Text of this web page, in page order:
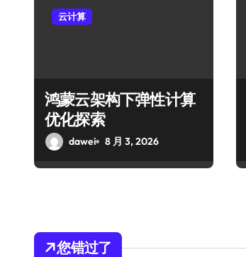
云计算
鸿蒙云架构下弹性计算
优化探索
dawei 8 月 3, 2026
您错过了